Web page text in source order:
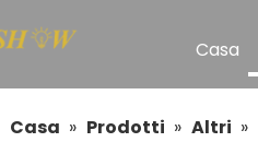
Casa
Casa » Prodotti » Altri »